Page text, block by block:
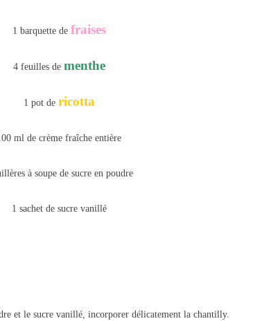
1 barquette de fraises
4 feuilles de menthe
1 pot de ricotta
ml de crème fraîche entière
à soupe de sucre en poudre
1 sachet de sucre vanillé
et le sucre vanillé, incorporer délicatement la chantilly.